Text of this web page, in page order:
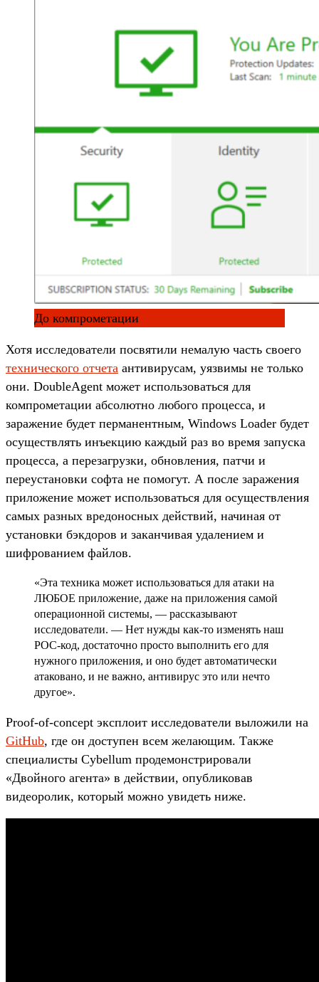
До компрометации
Хотя исследователи посвятили немалую часть своего
технического отчета антивирусам, уязвимы не только
они. DoubleAgent может использоваться для
компрометации абсолютно любого процесса, и
заражение будет перманентным, Windows Loader будет
осуществлять инъекцию каждый раз во время запуска
процесса, а перезагрузки, обновления, патчи и
переустановки софта не помогут. А после заражения
приложение может использоваться для осуществления
самых разных вредоносных действий, начиная от
установки бэкдоров и заканчивая удалением и
шифрованием файлов.
«Эта техника может использоваться для атаки на
ЛЮБОЕ приложение, даже на приложения самой
операционной системы, — рассказывают
исследователи. — Нет нужды как-то изменять наш
POC-код, достаточно просто выполнить его для
нужного приложения, и оно будет автоматически
атаковано, и не важно, антивирус это или нечто
другое».
Proof-of-concept эксплоит исследователи выложили на
GitHub, где он доступен всем желающим. Также
специалисты Cybellum продемонстрировали
«Двойного агента» в действии, опубликовав
видеоролик, который можно увидеть ниже.